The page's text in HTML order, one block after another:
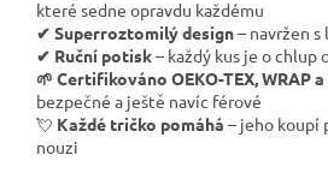
které sedne opravdu každému
✔ Superroztomilý design– navržen s
✔ Ruční potisk– každý kus je o chlup
🌱 Certifikováno OEKO-TEX, WRAP a
bezpečné a ještě navíc férové
💘 Každé tričko pomáhá – jeho koupí
nouzi